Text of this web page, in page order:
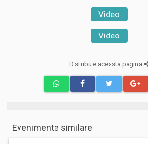
Video
Video
Distribuie aceasta pagina
Evenimente similare